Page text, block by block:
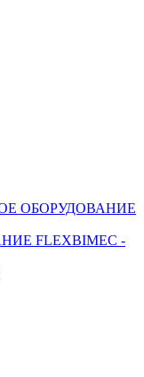
ОБОРУДОВАНИЕ
FLEXBIMEC -